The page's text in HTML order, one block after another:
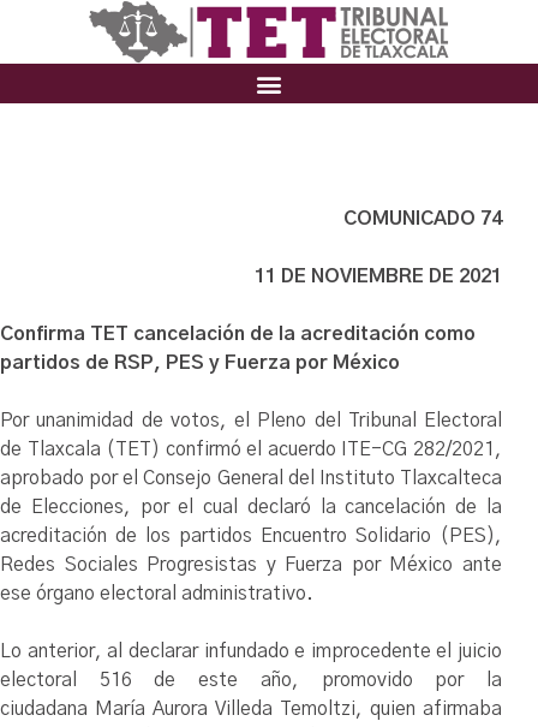
COMUNICADO 74
11 DE NOVIEMBRE DE 2021
Confirma TET cancelación de la acreditación como
partidos de RSP, PES y Fuerza por México
Por unanimidad de votos, el Pleno del Tribunal Electoral
de Tlaxcala (TET) confirmó el acuerdo ITE-CG 282/2021,
aprobado por el Consejo General del Instituto Tlaxcalteca
de Elecciones, por el cual declaró la cancelación de la
acreditación de los partidos Encuentro Solidario (PES),
Redes Sociales Progresistas y Fuerza por México ante
ese órgano electoral administrativo.
Lo anterior, al declarar infundado e improcedente el juicio
electoral 516 de este año, promovido por la
ciudadana María Aurora Villeda Temoltzi, quien afirmaba